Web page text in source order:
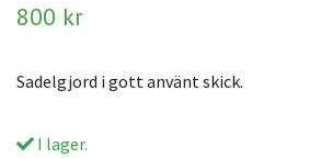
800 kr
Sadelgjord i gott använt skick.
I lager.